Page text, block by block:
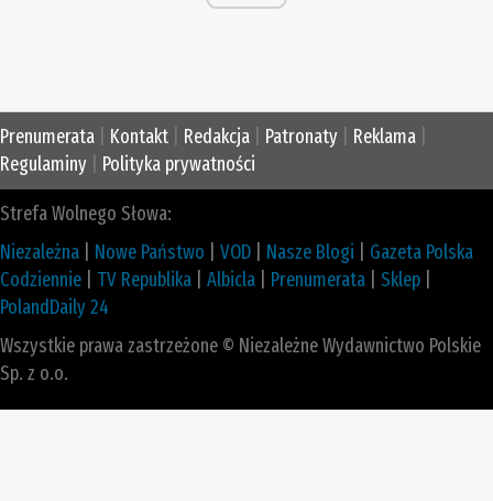
Prenumerata Kontakt Redakcja Patronaty Reklama
Regulaminy
Polityka prywatności
Strefa Wolnego Słowa:
Niezależna
Nowe Państwo VOD Nasze Blogi
Gazeta Polska
Codziennie
TV Republika Albicla Prenumerata Sklep
PolandDaily 24
Wszystkie prawa zastrzeżone © Niezależne Wydawnictwo Polskie
Sp. z o.o.